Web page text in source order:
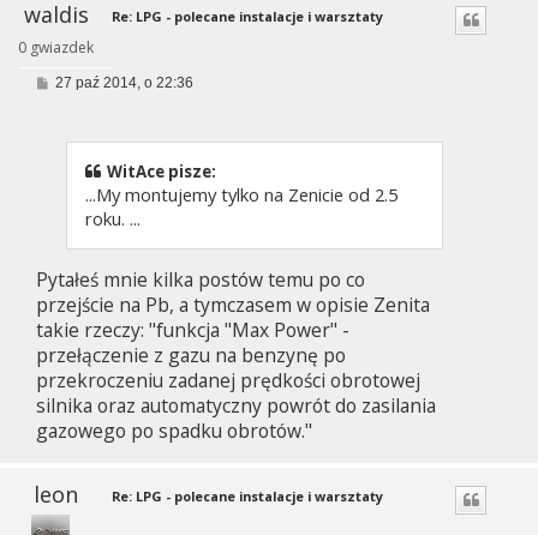
waldis
0 gwiazdek
Re: LPG - polecane instalacje i warsztaty
P27 paź 2014, o 22:36
WitAce pisze:
...My montujemy tylko na Zenicie od 2.5
roku. ...
Pytałeś mnie kilka postów temu po co
przejście na Pb, a tymczasem w opisie Zenita
takie rzeczy: "funkcja "Max Power" -
przełączenie z gazu na benzynę po
przekroczeniu zadanej prędkości obrotowej
silnika oraz automatyczny powrót do zasilania
gazowego po spadku obrotów."
leon Re: LPG - polecane instalacje i warsztaty